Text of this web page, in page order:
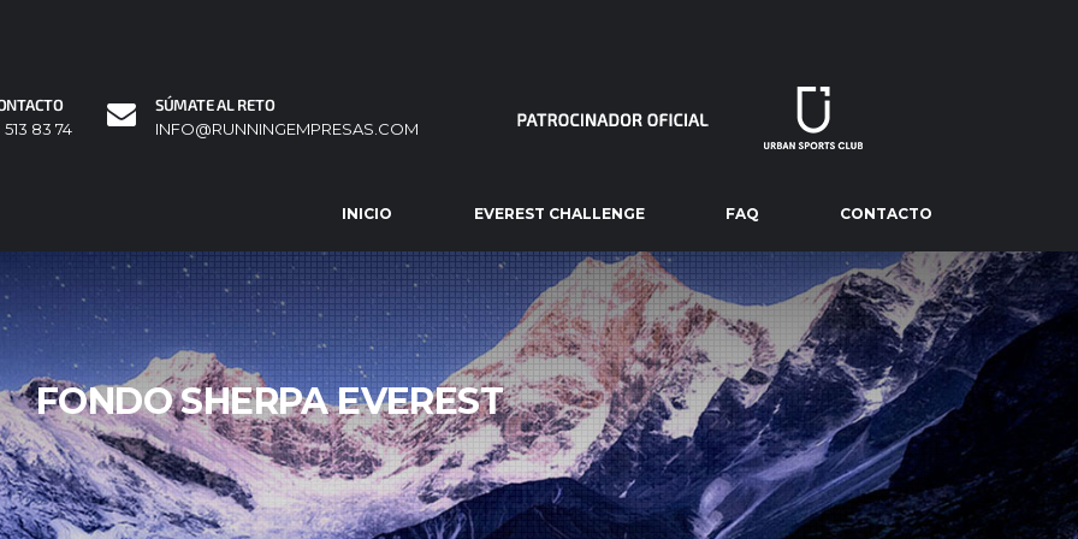
513 83 74
SÚMATE AL RETO
INFO@RUNNINGEMPRESAS.COM
INICIO EVEREST CHALLENGE FAQ CONTACTO
FONDO SHERPA EVEREST